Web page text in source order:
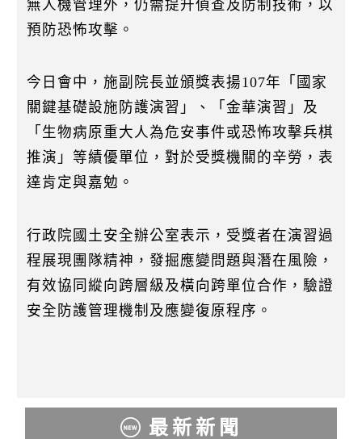
無人機管理外，仍需提升偵查及防制技術，以
預防恐怖攻擊。
今日會中，施副院長並頒獎表揚107年「國家
關鍵基礎設施防護演習」、「金華演習」及
「生物病原重大人為危安事件或恐怖攻擊兵棋
推演」等績優單位，對於受獎機關的辛勞，表
達肯定與嘉勉。
行政院國土安全辦公室表示，受獎者在演習過
程展現團隊精神，發掘應變問題與潛在風險，
有效協同縱向跨層級及橫向跨單位合作，驗證
安全防護管理機制及應變復原程序。
最新新聞